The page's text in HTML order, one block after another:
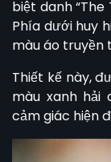
biệt danh “The
Phía dưới huy
màu áo truyền
Thiết kế này,
màu xanh hải
cảm giác hiện